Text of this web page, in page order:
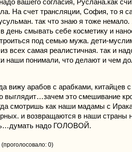
вашего согласия, Руслана.как
На счет трансляции, София, то я
так что знаю я тоже
день смывать себе косметику и
под семью мужа. дети-
всех самая реалистичная. так и
наши понимали, что делают и чем
вижу арабов с арабками, китайцев
выглядит…зачем это смешивание
смотришь как наши мадамы с
и возвращаются в наши страны
надо ГОЛОВОЙ.
(проголосовало: 0)